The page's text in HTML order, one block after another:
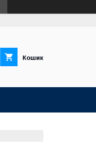
Кошик